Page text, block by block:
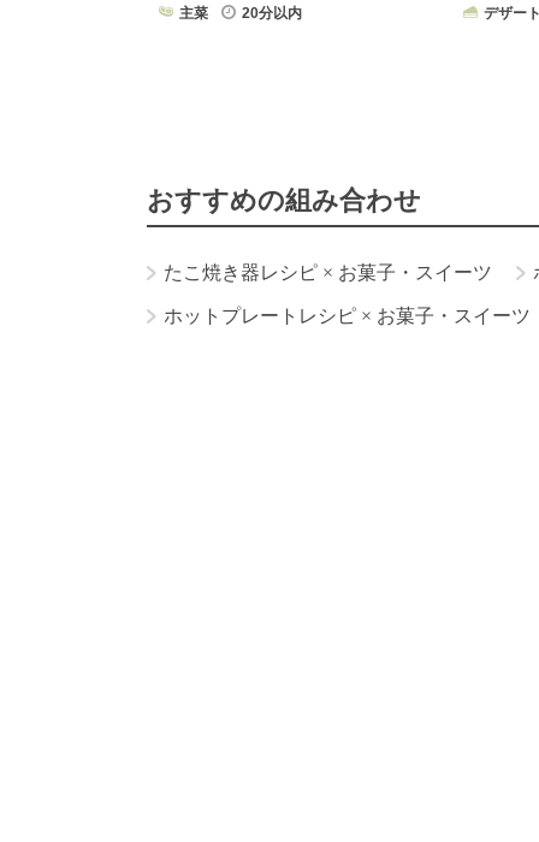
主菜 20分以内 デザー
おすすめの組み合わせ
たこ焼き器レシピ × お菓子・スイーツ
ホットプレートレシピ × お菓子・スイーツ